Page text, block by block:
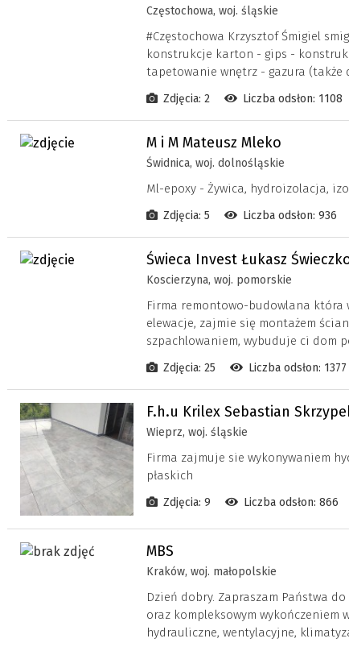
Częstochowa, woj. śląskie
#Częstochowa Krzysztof Śmigiel
konstrukcje karton - gips -
tapetowanie wnętrz - gazura (także
Zdjęcia: 2 Liczba odsłon: 1108
M i M Mateusz Mleko
Świdnica, woj. dolnośląskie
Ml-epoxy - Żywica, hydroizolacja,
Zdjęcia: 5 Liczba odsłon: 936
Świeca Invest Łukasz
Koscierzyna, woj. pomorskie
Firma remontowo-budowlana która
elewacje, zajmie się montażem
szpachlowaniem, wybuduje ci dom
Zdjęcia: 25 Liczba odsłon: 1377
F.h.u Krilex Sebastian
Wieprz, woj. śląskie
Firma zajmuje sie wykonywaniem
płaskich
Zdjęcia: 9 Liczba odsłon: 866
MBS
Kraków, woj. małopolskie
Dzień dobry. Zapraszam Państwa
oraz kompleksowym wykończeniem
hydrauliczne, wentylacyjne,